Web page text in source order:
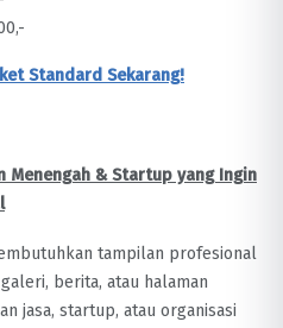
Standard Sekarang!
Menengah & Startup yang Ingin
tampilan profesional
berita, atau halaman
jasa, startup, atau organisasi